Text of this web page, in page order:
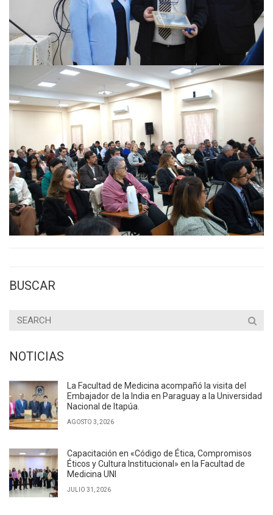
BUSCAR
NOTICIAS
La Facultad de Medicina acompañó la visita del
Embajador de la India en Paraguay a la Universidad
Nacional de Itapúa.
AGOSTO 3, 2026
Capacitación en «Código de Ética, Compromisos
Éticos y Cultura Institucional» en la Facultad de
Medicina UNI
JULIO 31, 2026